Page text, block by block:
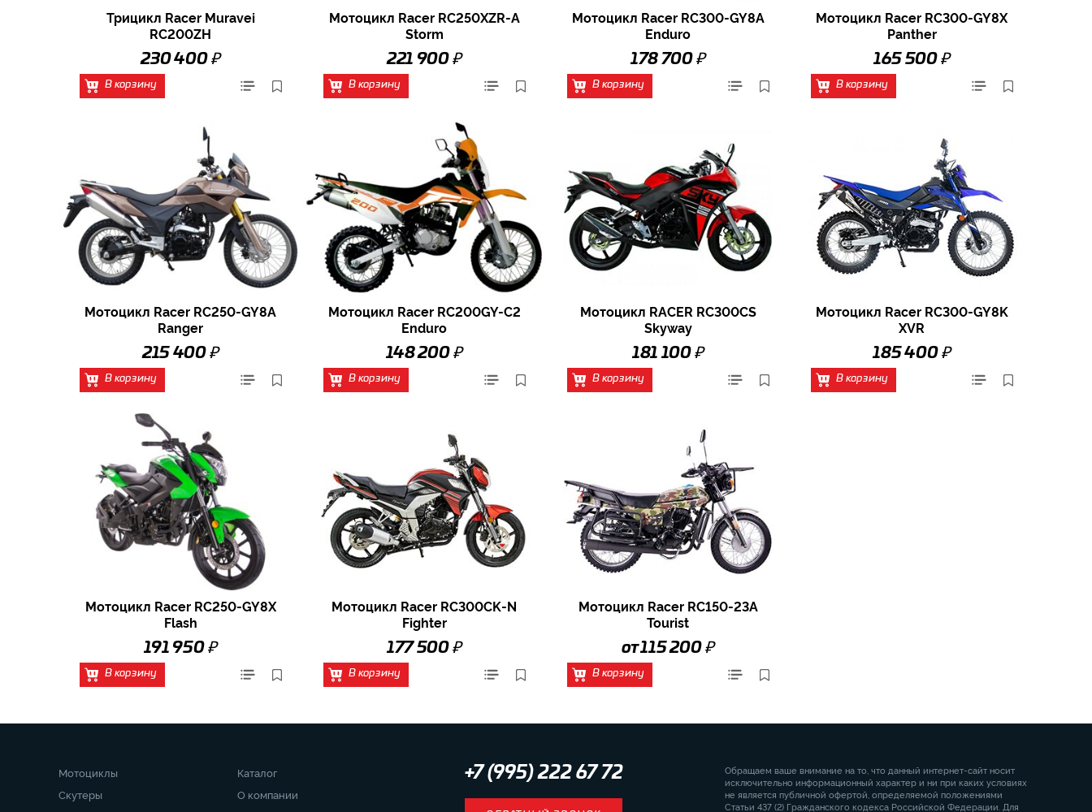
Трицикл Racer Muravei
RC200ZH
230 400 ₽
В корзину
Мотоцикл Racer RC250XZR-A
Storm
221 900 ₽
В корзину
Мотоцикл Racer RC300-GY8A
Enduro
178 700 ₽
В корзину
Мотоцикл Racer RC300-GY8X
Panther
165 500 ₽
В корзину
Мотоцикл Racer RC250-GY8A
Ranger
215 400 ₽
В корзину
Мотоцикл Racer RC200GY-C2
Enduro
148 200 ₽
В корзину
Мотоцикл RACER RC300CS
Skyway
181 100 ₽
В корзину
Мотоцикл Racer RC300-GY8K
XVR
185 400 ₽
В корзину
Мотоцикл Racer RC250-GY8X
Flash
191 950 ₽
В корзину
Мотоцикл Racer RC300CK-N
Fighter
177 500 ₽
В корзину
Мотоцикл Racer RC150-23A
Tourist
от 115 200 ₽
В корзину
Мотоциклы
Скутеры
Каталог
О компании
+7 (995) 222 67 72
Обращаем ваше внимание на то, что данный интернет-сайт носит
исключительно информационный характер и ни при каких условиях
не является публичной офертой, определяемой положениями
Статьи 437 (2) Гражданского кодекса Российской Федерации. Для